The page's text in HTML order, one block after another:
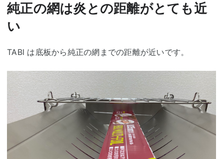
純正の網は炎との距離がとても近
い
TABI は底板から純正の網までの距離が近いです。